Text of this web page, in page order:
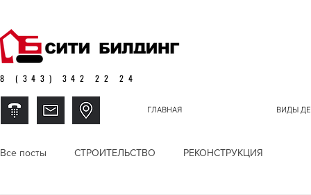
8 (343) 342 22 24
ГЛАВНАЯ ВИДЫ
Все посты СТРОИТЕЛЬСТВО РЕКОНСТРУКЦИЯ